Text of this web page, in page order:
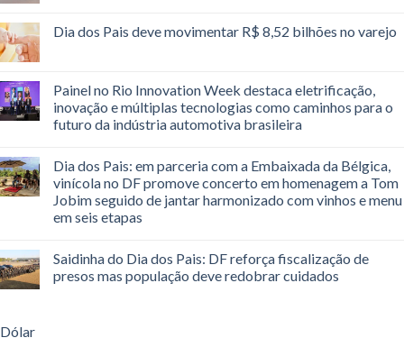
Dia dos Pais deve movimentar R$ 8,52 bilhões no varejo
Painel no Rio Innovation Week destaca eletrificação,
inovação e múltiplas tecnologias como caminhos para o
futuro da indústria automotiva brasileira
Dia dos Pais: em parceria com a Embaixada da Bélgica,
vinícola no DF promove concerto em homenagem a Tom
Jobim seguido de jantar harmonizado com vinhos e menu
em seis etapas
Saidinha do Dia dos Pais: DF reforça fiscalização de
presos mas população deve redobrar cuidados
Dólar